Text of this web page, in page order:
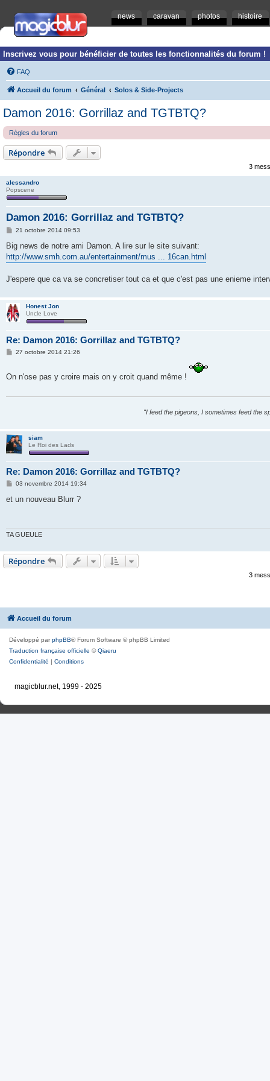
news caravan photos histoire
Inscrivez vous pour bénéficier de toutes les fonctionnalités du forum !
FAQ
Accueil du forum Général Solos & Side-Projects
Damon 2016: Gorrillaz and TGTBTQ?
Règles du forum
Répondre
3
alessandro
Popscene
Damon 2016: Gorrillaz and TGTBTQ?
M
s
s
a
21 octobre 2014 09:53
Big news de notre ami Damon. A lire sur le site suivant:
http://www.smh.com.au/entertainment/mus ... 16can.html
J'espere que ca va se concretiser tout ca et que c'est pas une enieme
Honest Jon
Uncle Love
Re: Damon 2016: Gorrillaz and TGTBTQ?
M
a
27 octobre 2014 21:26
On n'ose pas y croire mais on y croit quand même !
"I feed the pigeons, I sometimes feed the
siam
Le Roi des Lads
Re: Damon 2016: Gorrillaz and TGTBTQ?
M
s
03 novembre 2014 19:34
et un nouveau Blurr ?
TA GUEULE
Répondre
3
Accueil du forum
Développé parphpBB® Forum Software © phpBB Limited
Traduction française officielle ©Qiaeru
Confidentialité | Conditions
magicblur.net, 1999 - 2025